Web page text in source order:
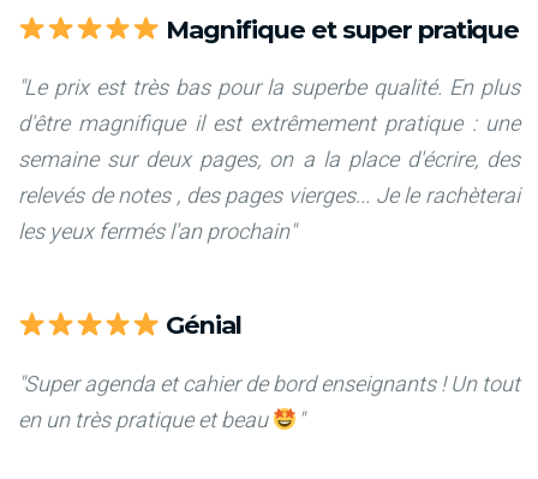
Magnifique et super pratique
"Le prix est très bas pour la superbe qualité. En plus
d'être magnifique il est extrêmement pratique : une
semaine sur deux pages, on a la place d'écrire, des
relevés de notes , des pages vierges... Je le rachèterai
les yeux fermés l'an prochain"
Génial
"Super agenda et cahier de bord enseignants ! Un tout
en un très pratique et beau
"